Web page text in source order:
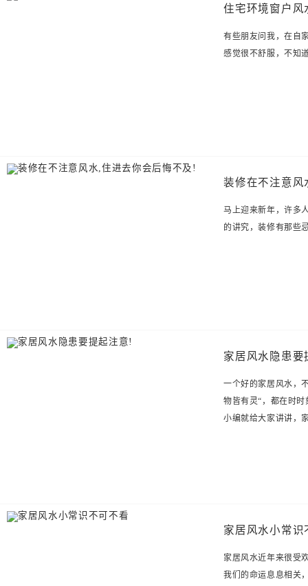
住宅环境窗户风
有些朋友问我，在自
感觉很不舒服，不知
装修在不注意
马上迎来新年，许多
的讲究，装修有那些
家居风水隐患要
一个好的家居风水，
物皆有灵“，都在时
小编就给大家讲讲，
家居风水小常识
家居风水近年来很受
我们的命运息息相关